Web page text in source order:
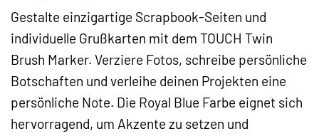
Gestalte einzigartige Scrapbook-Seiten und
individuelle Grußkarten mit dem TOUCH Twin
Brush Marker. Verziere Fotos, schreibe persönliche
Botschaften und verleihe deinen Projekten eine
persönliche Note. Die Royal Blue Farbe eignet sich
hervorragend, um Akzente zu setzen und